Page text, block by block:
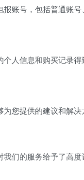
账号，包括普通账号
人信息和购买记录得
您提供的建议和解决
们的服务给予了高度